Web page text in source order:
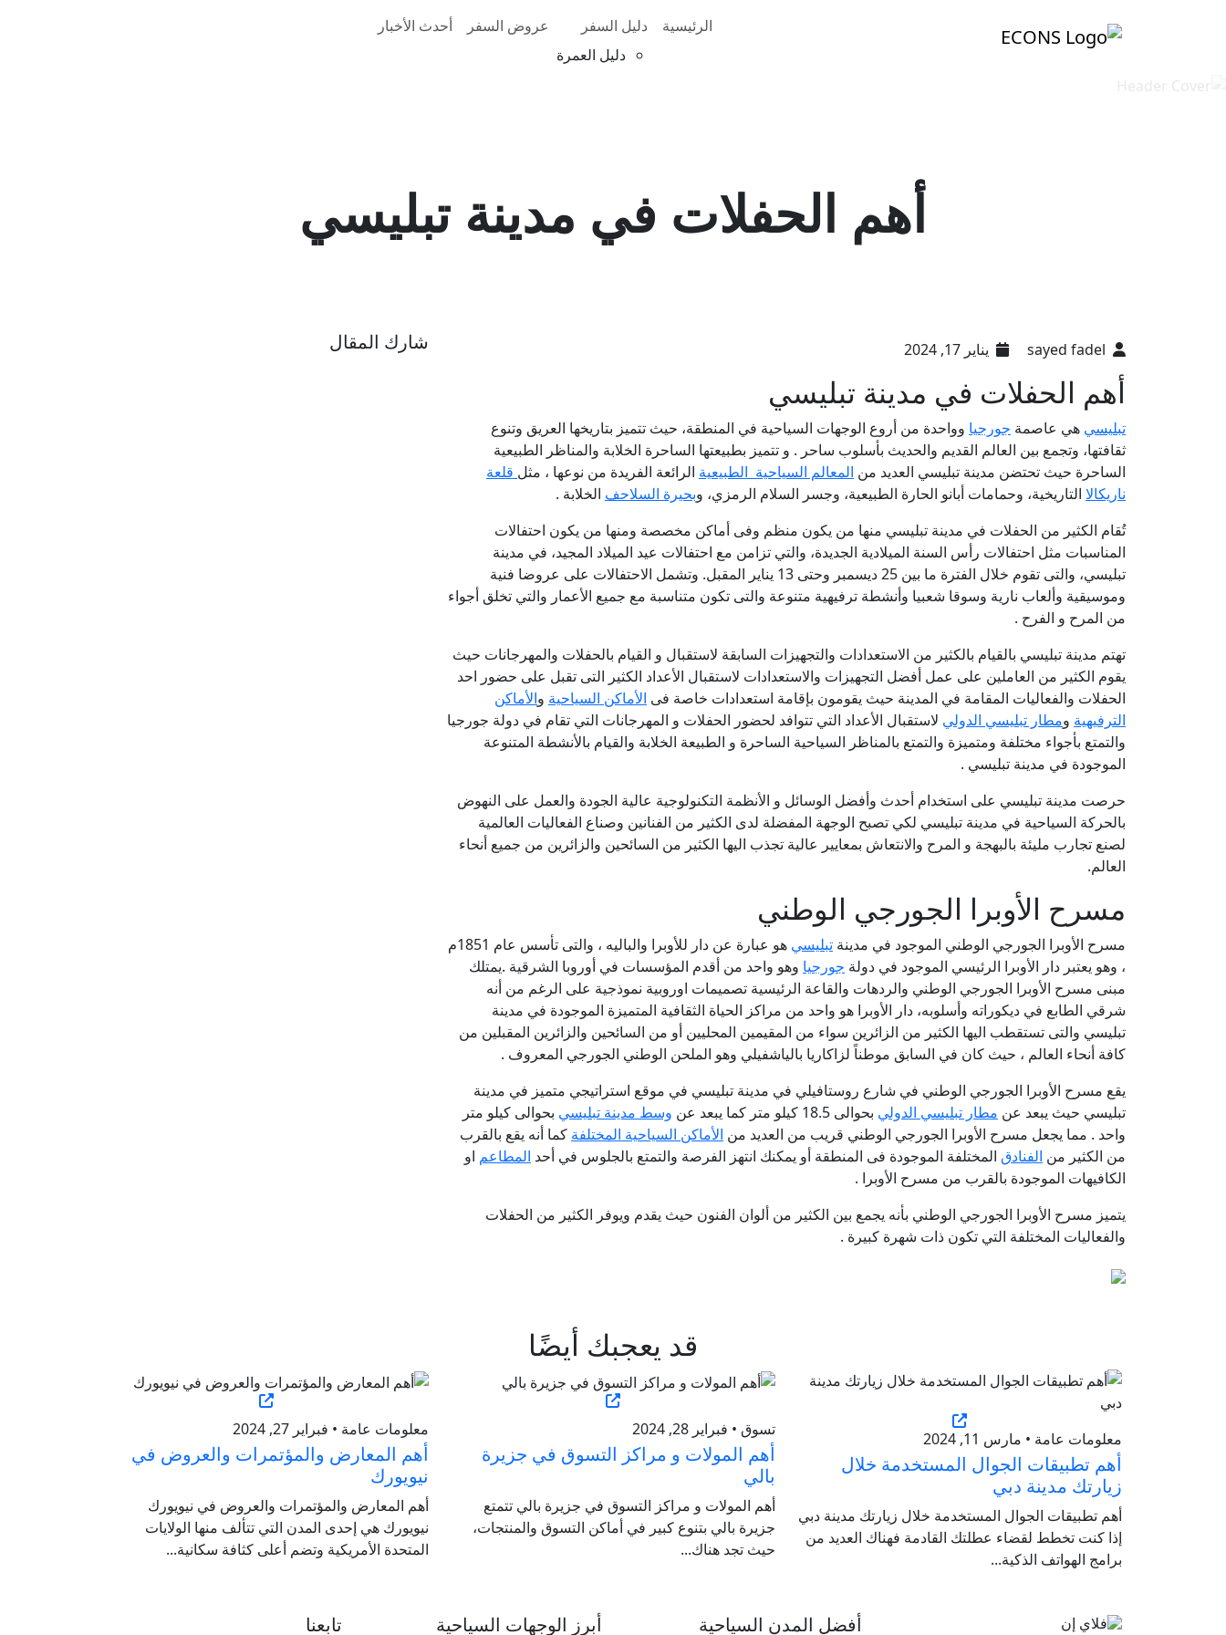
الرئيسية
دليل السفر
دليل العمرة
عروض السفر أحدث الأخبار
أهم الحفلات في مدينة تبليسي
يناير 17, 2024
أهم الحفلات في مدينة تبليسي
تبليسي هي عاصمة جورجيا وواحدة من أروع الوجهات السياحية في المنطقة، حيث تتميز بتاريخها العريق وتنوع
ثقافتها، وتجمع بين العالم القديم والحديث بأسلوب ساحر . و تتميز بطبيعتها الساحرة الخلابة والمناظر الطبيعية
الساحرة حيث تحتضن مدينة تبليسي العديد من المعالم السياحية الطبيعية الرائعة الفريدة من نوعها ، مثل قلعة
ناريكالا التاريخية، وحمامات أبانو الحارة الطبيعية، وجسر السلام الرمزي، وبحيرة السلاحف الخلابة .
تُقام الكثير من الحفلات في مدينة تبليسي منها من يكون منظم وفى أماكن مخصصة ومنها من يكون احتفالات
المناسبات مثل احتفالات رأس السنة الميلادية الجديدة، والتي تزامن مع احتفالات عيد الميلاد المجيد، في مدينة
تبليسي، والتى تقوم خلال الفترة ما بين 25 ديسمبر وحتى 13 يناير المقبل. وتشمل الاحتفالات على عروضا فنية
وموسيقية وألعاب نارية وسوقا شعبيا وأنشطة ترفيهية متنوعة والتى تكون متناسبة مع جميع الأعمار والتي تخلق أجواء
من المرح و الفرح .
تهتم مدينة تبليسي بالقيام بالكثير من الاستعدادات والتجهيزات السابقة لاستقبال و القيام بالحفلات والمهرجانات حيث
يقوم الكثير من العاملين على عمل أفضل التجهيزات والاستعدادات لاستقبال الأعداد الكثير التى تقبل على حضور احد
الحفلات والفعاليات المقامة في المدينة حيث يقومون بإقامة استعدادات خاصة فى الأماكن السياحية والأماكن
الترفيهية ومطار تبليسي الدولي لاستقبال الأعداد التي تتوافد لحضور الحفلات و المهرجانات التي تقام في دولة جورجيا
والتمتع بأجواء مختلفة ومتميزة والتمتع بالمناظر السياحية الساحرة و الطبيعة الخلابة والقيام بالأنشطة المتنوعة
الموجودة في مدينة تبليسي .
حرصت مدينة تبليسي على استخدام أحدث وأفضل الوسائل و الأنظمة التكنولوجية عالية الجودة والعمل على النهوض
بالحركة السياحية في مدينة تبليسي لكي تصبح الوجهة المفضلة لدى الكثير من الفنانين وصناع الفعاليات العالمية
لصنع تجارب مليئة بالبهجة و المرح والانتعاش بمعايير عالية تجذب اليها الكثير من السائحين والزائرين من جميع أنحاء
العالم.
مسرح الأوبرا الجورجي الوطني
مسرح الأوبرا الجورجي الوطني الموجود في مدينة تبليسي
هو عبارة عن دار للأوبرا والباليه ، والتى تأسس عام 1851م
، وهو يعتبر دار الأوبرا الرئيسي الموجود في دولة جورجيا وهو واحد من أقدم المؤسسات في أوروبا الشرقية .يمتلك
مبنى مسرح الأوبرا الجورجي الوطني والردهات والقاعة الرئيسية تصميمات اوروبية نموذجية على الرغم من أنه
شرقي الطابع في ديكوراته وأسلوبه، دار الأوبرا هو واحد من مراكز الحياة الثقافية المتميزة الموجودة في مدينة
تبليسي والتى تستقطب اليها الكثير من الزائرين سواء من المقيمين المحليين أو من السائحين والزائرين المقبلين من
كافة أنحاء العالم ، حيث كان في السابق موطناً لزاكاريا بالياشفيلي وهو الملحن الوطني الجورجي المعروف .
يقع مسرح الأوبرا الجورجي الوطني في شارع روستافيلي في مدينة تبليسي في موقع استراتيجي متميز في مدينة
تبليسي حيث يبعد عن مطار تبليسي الدولي بحوالى 18.5 كيلو متر كما يبعد عن وسط مدينة تبليسي بحوالى كيلو متر
واحد . مما يجعل مسرح الأوبرا الجورجي الوطني قريب من العديد من الأماكن السياحية المختلفة كما أنه يقع بالقرب
من الكثير من الفنادق المختلفة الموجودة فى المنطقة أو يمكنك انتهز الفرصة والتمتع بالجلوس في أحد المطاعم او
الكافيهات الموجودة بالقرب من مسرح الأوبرا .
يتميز مسرح الأوبرا الجورجي الوطني بأنه يجمع بين الكثير من ألوان الفنون حيث يقدم ويوفر الكثير من الحفلات
والفعاليات المختلفة التي تكون ذات شهرة كبيرة .
شارك المقال
قد يعجبك أيضًا
معلومات عامة • مارس 11, 2024
أهم تطبيقات الجوال المستخدمة خلال
زيارتك مدينة دبي
أهم تطبيقات الجوال المستخدمة خلال زيارتك مدينة دبي
إذا كنت تخطط لقضاء عطلتك القادمة فهناك العديد من
برامج الهواتف الذكية...
تسوق • فبراير 28, 2024
أهم المولات و مراكز التسوق في جزيرة
بالي
أهم المولات و مراكز التسوق في جزيرة بالي تتمتع
جزيرة بالي بتنوع كبير في أماكن التسوق والمنتجات،
حيث تجد هناك...
معلومات عامة • فبراير 27, 2024
أهم المعارض والمؤتمرات والعروض في
نيويورك
أهم المعارض والمؤتمرات والعروض في نيويورك
نيويورك هي إحدى المدن التي تتألف منها الولايات
المتحدة الأمريكية وتضم أعلى كثافة سكانية...
أفضل المدن السياحية أبرز الوجهات السياحية تابعنا